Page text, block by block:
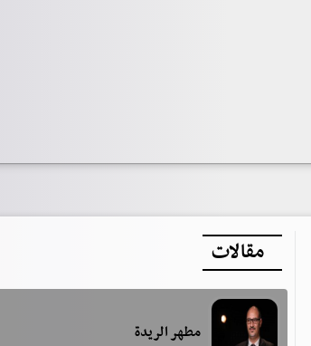
مقالات
مطهر الريدة